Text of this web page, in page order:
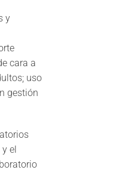
y
cara a
uso
gestión
el